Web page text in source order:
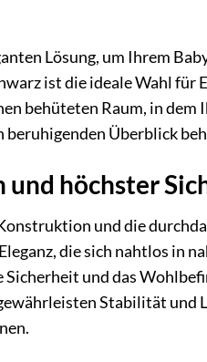
Lösung, um Ihrem
ist die ideale Wahl
behüteten Raum, in
beruhigenden Überblick
und höchster
und die
die sich nahtlos in
und das
Stabilität und